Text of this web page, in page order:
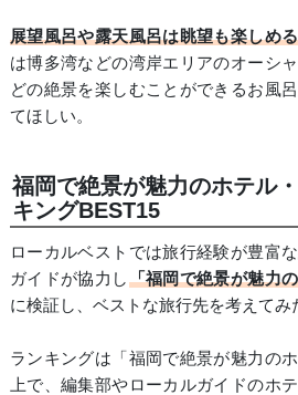
展望風呂や露天風呂は眺望も楽しめ
は博多湾などの湾岸エリアのオーシ
どの絶景を楽しむことができるお風
てほしい。
福岡で絶景が魅力のホテル
キングBEST15
ローカルベストでは旅行経験が豊富
ガイドが協力し「福岡で絶景が魅力
に検証し、ベストな旅行先を考えてみ
ランキングは「福岡で絶景が魅力の
上で、編集部やローカルガイドのホ